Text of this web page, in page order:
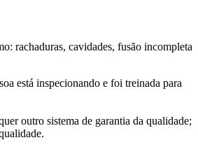
rachaduras, cavidades, fusão incompleta
está inspecionando e foi treinada para
outro sistema de garantia da qualidade;